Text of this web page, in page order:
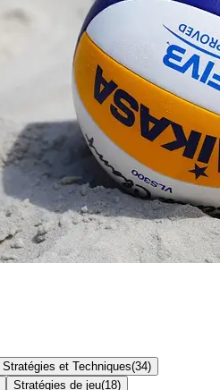
Stratégies et Techniques(34)
Stratégies de jeu(18)